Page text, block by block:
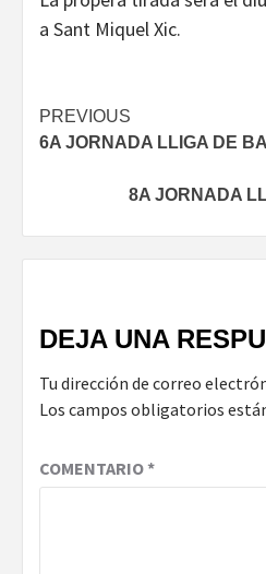
a Sant Miquel Xic.
Continue
Reading
PREVIOUS
6A JORNADA LLIGA DE
8A JORNADA
DEJA UNA
Tu dirección de correo
Los campos obligatorios
COMENTARIO*